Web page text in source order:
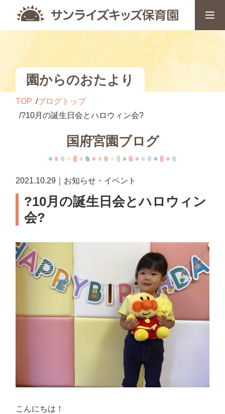
園からのおたより
TOP
ブログトップ
?10月の誕生日会とハロウィン会?
国府宮園ブログ
2021.10.29｜お知らせ・イベント
?10月の誕生日会とハロウィン
会?
こんにちは！